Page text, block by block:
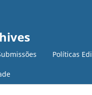
Políticas